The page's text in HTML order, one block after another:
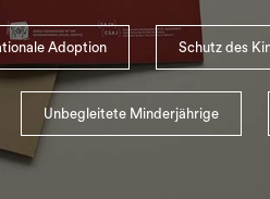
Adoption Schutz des
Unbegleitete Minderjährige